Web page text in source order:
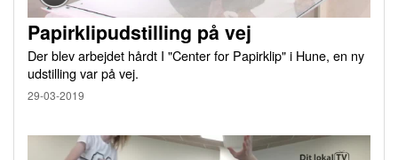
Papirklipudstilling på vej
Der blev arbejdet hårdt I "Center for Papirklip" i Hune, en ny
udstilling var på vej.
29-03-2019